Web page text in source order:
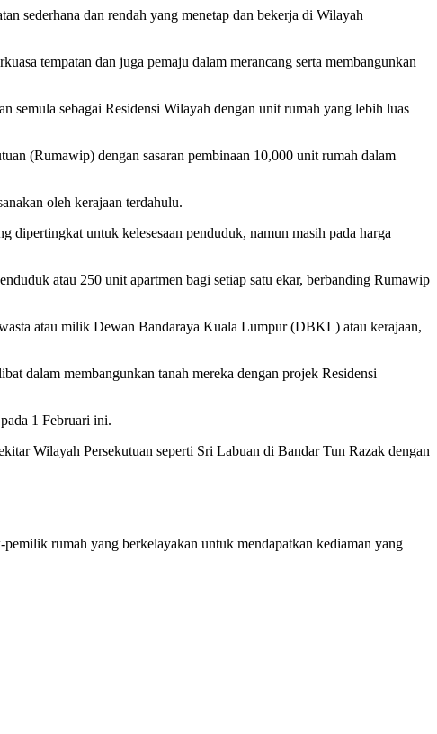
sederhana dan rendah yang menetap dan bekerja di Wilayah
tempatan dan juga pemaju dalam merancang serta membangunkan
semula sebagai Residensi Wilayah dengan unit rumah yang lebih luas
(Rumawip) dengan sasaran pembinaan 10,000 unit rumah dalam
oleh kerajaan terdahulu.
untuk kelesesaan penduduk, namun masih pada harga
atau 250 unit apartmen bagi setiap satu ekar, berbanding Rumawip
atau milik Dewan Bandaraya Kuala Lumpur (DBKL) atau kerajaan,
dalam membangunkan tanah mereka dengan projek Residensi
1 Februari ini.
Wilayah Persekutuan seperti Sri Labuan di Bandar Tun Razak dengan
rumah yang berkelayakan untuk mendapatkan kediaman yang